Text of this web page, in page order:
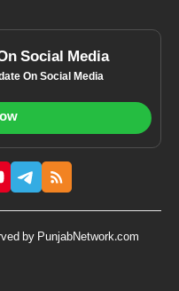
Social Media
On Social Media
by PunjabNetwork.com